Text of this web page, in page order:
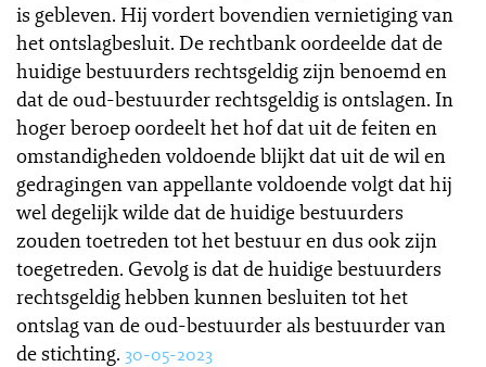
is gebleven. Hij vordert bovendien vernietiging van
het ontslagbesluit. De rechtbank oordeelde dat de
huidige bestuurders rechtsgeldig zijn benoemd en
dat de oud-bestuurder rechtsgeldig is ontslagen. In
hoger beroep oordeelt het hof dat uit de feiten en
omstandigheden voldoende blijkt dat uit de wil en
gedragingen van appellante voldoende volgt dat hij
wel degelijk wilde dat de huidige bestuurders
zouden toetreden tot het bestuur en dus ook zijn
toegetreden. Gevolg is dat de huidige bestuurders
rechtsgeldig hebben kunnen besluiten tot het
ontslag van de oud-bestuurder als bestuurder van
de stichting. 30-05-2023